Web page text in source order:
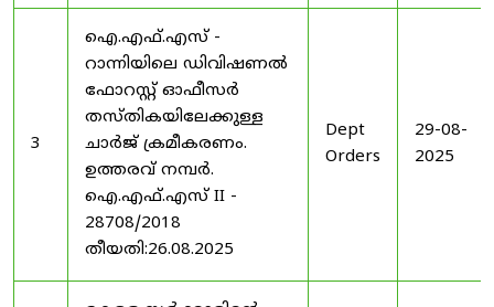
3
ഐ.എഫ്.എസ് -
റാന്നിയിലെ ഡിവിഷണൽ
ഫോറസ്റ്റ് ഓഫീസർ
തസ്തികയിലേക്കുള്ള
ചാർജ് ക്രമീകരണം.
ഉത്തരവ് നമ്പർ.
ഐ.എഫ്.എസ് II -
28708/2018
തീയതി:26.08.2025
Dept
Orders
29-08-
2025